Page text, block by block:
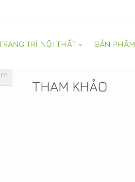
TRÍ NỘI THẤT SẢN PHẦM
TIN NỔI BẬT
THAM KHẢO